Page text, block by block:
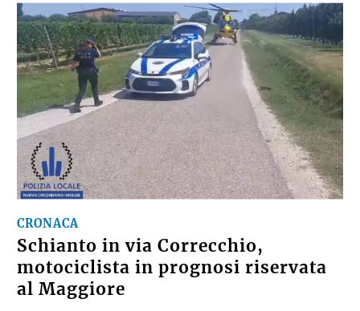
CRONACA
Schianto in via Correcchio,
motociclista in prognosi riservata
al Maggiore